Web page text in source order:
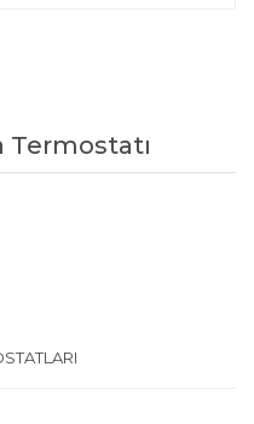
Termostatı